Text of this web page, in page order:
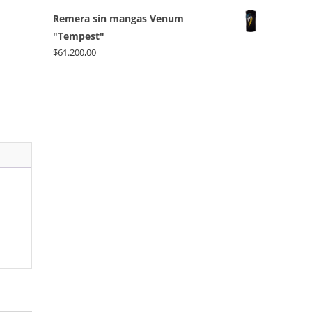
Remera sin mangas Venum
"Tempest"
$61.200,00